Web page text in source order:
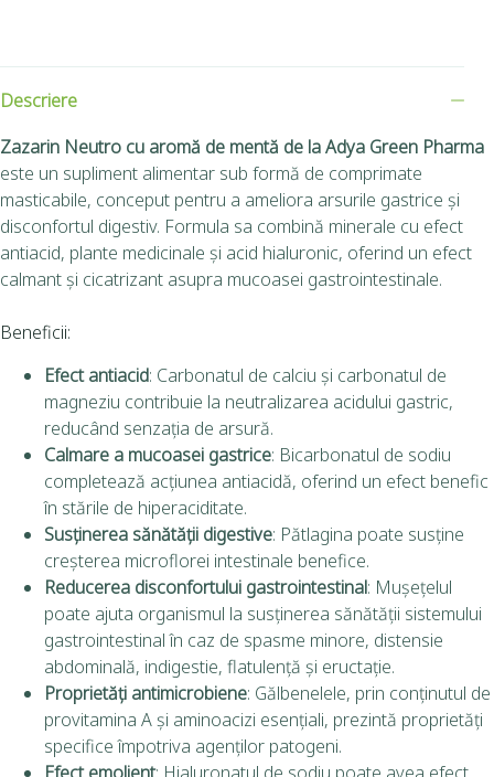
Descriere
Zazarin Neutro cu aromă de mentă de la Adya Green Pharma
este un supliment alimentar sub formă de comprimate
masticabile, conceput pentru a ameliora arsurile gastrice și
disconfortul digestiv. Formula sa combină minerale cu efect
antiacid, plante medicinale și acid hialuronic, oferind un efect
calmant și cicatrizant asupra mucoasei gastrointestinale.
Beneficii:
Efect antiacid: Carbonatul de calciu și carbonatul de
magneziu contribuie la neutralizarea acidului gastric,
reducând senzația de arsură.
Calmare a mucoasei gastrice: Bicarbonatul de sodiu
completează acțiunea antiacidă, oferind un efect benefic
în stările de hiperaciditate.
Susținerea sănătății digestive: Pătlagina poate susține
creșterea microflorei intestinale benefice.
Reducerea disconfortului gastrointestinal: Mușețelul
poate ajuta organismul la susținerea sănătății sistemului
gastrointestinal în caz de spasme minore, distensie
abdominală, indigestie, flatulență și eructație.
Proprietăți antimicrobiene: Gălbenelele, prin conținutul de
provitamina A și aminoacizi esențiali, prezintă proprietăți
specifice împotriva agenților patogeni.